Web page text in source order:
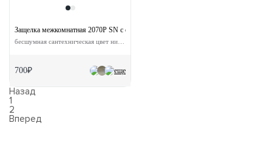
еще
Защелка межкомнатная 2070P SN с ответной планкой
700₽
Назад
1
2
Вперед